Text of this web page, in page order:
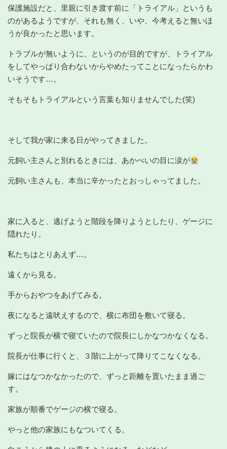
保護施設だと、里親に引き渡す前に「トライアル」というも
のがあるようですが、それも無く、いや、今考えると無いほ
うが良かったと思います。
トラブルが無いように、というのが目的ですが、トライアル
をしてやっぱり合わないからやめたってことになったらかわ
いそうです…。
そもそもトライアルという言葉も知りませんでした(笑)
そして我が家に来る日がやってきました。
元飼い主さんと別れるときには、あかべいの目に涙が
元飼い主さんも、本当に辛かったとおっしゃってました。
家に入ると、逃げようと階段を降りようとしたり、ゲージに
隠れたり。
私たちはとりあえず…。
遠くから見る。
手からおやつをあげてみる。
夜になると遠吠えするので、横に布団を敷いて寝る。
ずっと院長が横で寝ていたので院長にしかなつかなくなる。
院長が仕事に行くと、３階に上がって降りてこなくなる。
嫁にはなつかなかったので、ずっと距離を置いたまま過ご
す。
家族が順番でゲージの横で寝る。
やっと他の家族にもなついてくる。